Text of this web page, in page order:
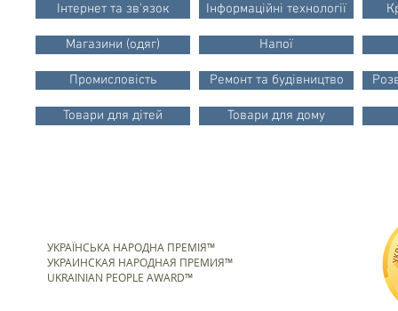
Інтернет та зв'язок Інформаційні технології
Магазини (одяг) Напої
Промисловість Ремонт та будівництво
Товари для дітей Товари для дому
УКРАЇНСЬКА НАРОДНА ПРЕМІЯ™
УКРАИНСКАЯ НАРОДНАЯ ПРЕМИЯ™
UKRAINIAN PEOPLE AWARD™